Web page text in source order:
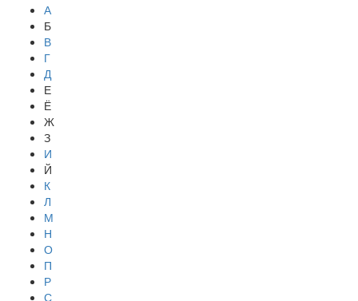
А
Б
В
Г
Д
Е
Ё
Ж
З
И
Й
К
Л
М
Н
О
П
Р
С